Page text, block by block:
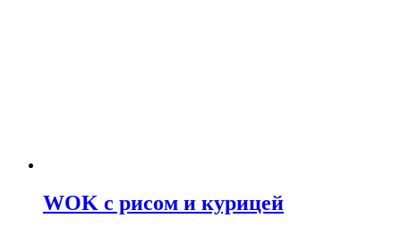
WOK с рисом и курицей